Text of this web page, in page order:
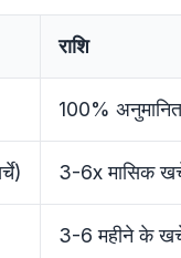
राशि
100% अनुमानित
3-6x मासिक
3-6 महीने के